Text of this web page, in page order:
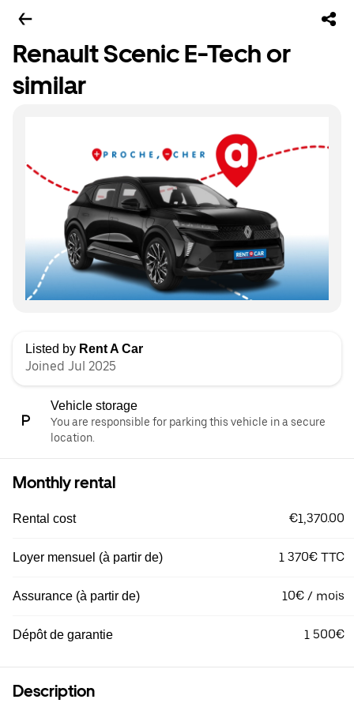
Renault Scenic E-Tech or
similar
Listed by Rent A Car
Joined Jul 2025
Vehicle storage
You are responsible for parking this vehicle in a secure
location.
Monthly rental
Rental cost €1,370.00
Loyer mensuel (à partir de) 1 370€ TTC
Assurance (à partir de) 10€ / mois
Dépôt de garantie 1 500€
Description